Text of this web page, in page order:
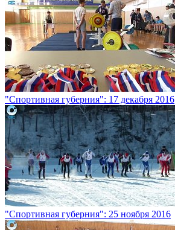
"Спортивная губерния": 17 декабря 2016
"Спортивная губерния": 25 ноября 2016